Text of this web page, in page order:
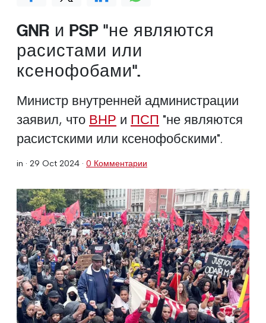
GNR и PSP "не являются
расистами или
ксенофобами".
Министр внутренней администрации
заявил, что ВНР и ПСП "не являются
расистскими или ксенофобскими".
in · 29 Oct 2024 · 0 Комментарии